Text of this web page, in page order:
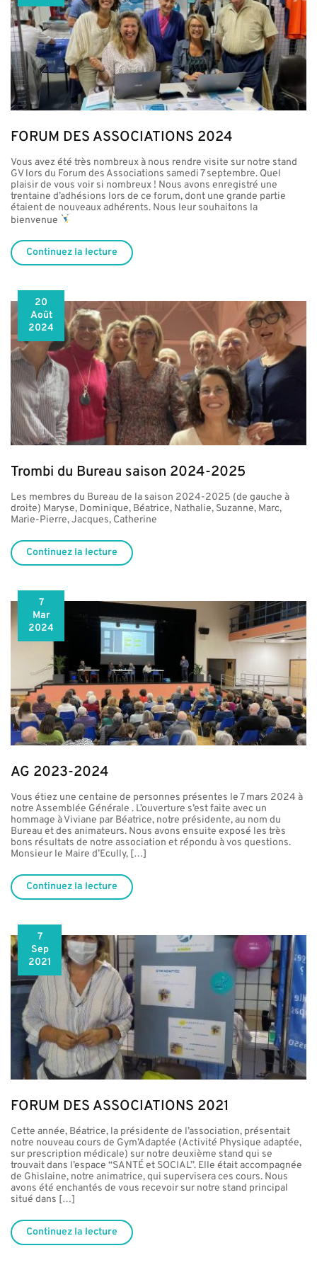
FORUM DES ASSOCIATIONS 2024
Vous avez été très nombreux à nous rendre visite sur notre stand
GV lors du Forum des Associations samedi 7 septembre. Quel
plaisir de vous voir si nombreux ! Nous avons enregistré une
trentaine d’adhésions lors de ce forum, dont une grande partie
étaient de nouveaux adhérents. Nous leur souhaitons la
bienvenue
Continuez la lecture
20
Août
2024
Trombi du Bureau saison 2024-2025
Les membres du Bureau de la saison 2024-2025 (de gauche à
droite) Maryse, Dominique, Béatrice, Nathalie, Suzanne, Marc,
Marie-Pierre, Jacques, Catherine
Continuez la lecture
7
Mar
2024
AG 2023-2024
Vous étiez une centaine de personnes présentes le 7 mars 2024 à
notre Assemblée Générale . L’ouverture s’est faite avec un
hommage à Viviane par Béatrice, notre présidente, au nom du
Bureau et des animateurs. Nous avons ensuite exposé les très
bons résultats de notre association et répondu à vos questions.
Monsieur le Maire d’Ecully, […]
Continuez la lecture
7
Sep
2021
FORUM DES ASSOCIATIONS 2021
Cette année, Béatrice, la présidente de l’association, présentait
notre nouveau cours de Gym’Adaptée (Activité Physique adaptée,
sur prescription médicale) sur notre deuxième stand qui se
trouvait dans l’espace “SANTÉ et SOCIAL”. Elle était accompagnée
de Ghislaine, notre animatrice, qui supervisera ces cours. Nous
avons été enchantés de vous recevoir sur notre stand principal
situé dans […]
Continuez la lecture